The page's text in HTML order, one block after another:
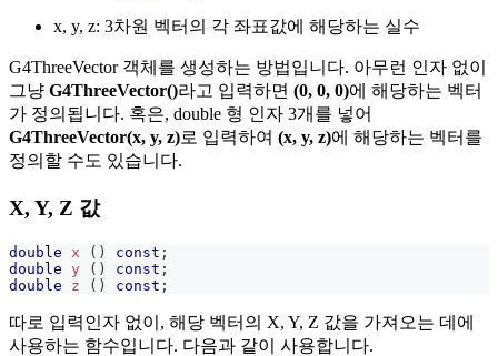
x, y, z: 3차원 벡터의 각 좌표값에 해당하는 실수
G4ThreeVector 객체를 생성하는 방법입니다. 아무런 인자 없이
그냥 G4ThreeVector()라고 입력하면 (0, 0, 0)에 해당하는 벡터
가 정의됩니다. 혹은, double 형 인자 3개를 넣어
G4ThreeVector(x, y, z)로 입력하여 (x, y, z)에 해당하는 벡터를
정의할 수도 있습니다.
X, Y, Z 값
double x ( ) const ;
double y ( ) const ;
double
z ( ) const ;
따로 입력인자 없이, 해당 벡터의 X, Y, Z 값을 가져오는 데에
사용하는 함수입니다. 다음과 같이 사용합니다.